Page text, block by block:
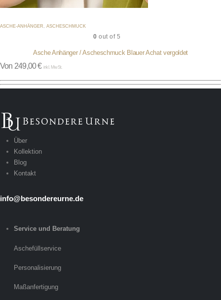
ASCHE-ANHÄNGER ASCHESCHMUCK
0 out of 5
Asche Anhänger / Ascheschmuck Blauer Achat vergoldet
Von 249,00€ inkl. MwSt.
Über
Kollektion
Blog
Kontakt
info@besondereurne.de
Service und Beratung
Aschefüllservice
Personalisierung
Maßanfertigung